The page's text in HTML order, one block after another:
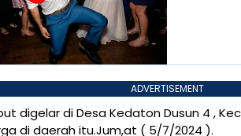
ADVERTISEMENT
digelar di Desa Kedaton Dusun 4 ,
di daerah itu.Jum,at ( 5/7/2024 ).